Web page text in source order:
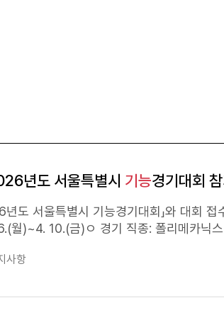
년도 서울특별시 기능경기대회
년도 서울특별시 기능경기대회」와 대회
사항